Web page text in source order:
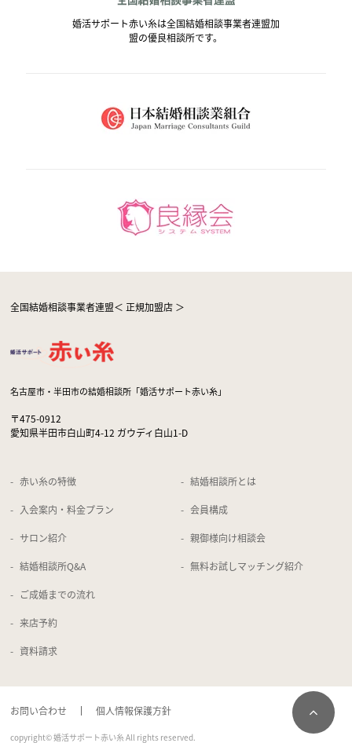
婚活サポート赤い糸は全国結婚相談事業者連盟加
盟の優良相談所です。
全国結婚相談事業者連盟＜ 正規加盟店 ＞
名古屋市・半田市の結婚相談所「婚活サポート赤い糸」
〒475-0912
愛知県半田市白山町4-12 ガウディ白山1-D
赤い糸の特徴
入会案内・料金プラン
サロン紹介
結婚相談所Q&A
ご成婚までの流れ
結婚相談所とは
会員構成
親御様向け相談会
無料お試しマッチング紹介
来店予約
資料請求
お問い合わせ 個人情報保護方針
copyright© 婚活サポート赤い糸 All rights reserved.